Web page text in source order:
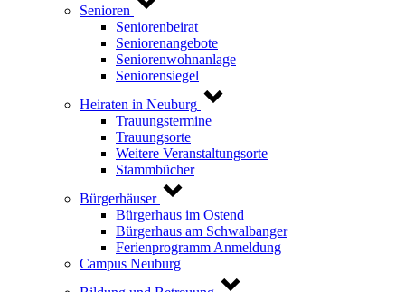
Senioren
Seniorenbeirat
Seniorenangebote
Seniorenwohnanlage
Seniorensiegel
Heiraten in Neuburg
Trauungstermine
Trauungsorte
Weitere Veranstaltungsorte
Stammbücher
Bürgerhäuser
Bürgerhaus im Ostend
Bürgerhaus am Schwalbanger
Ferienprogramm Anmeldung
Campus Neuburg